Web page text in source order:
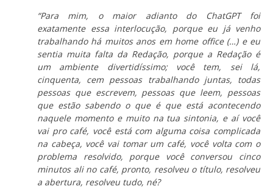
“Para mim, o maior adianto do ChatGPT foi
exatamente essa interlocução, porque eu já venho
trabalhando há muitos anos em home office (…) e eu
sentia muita falta da Redação, porque a Redação é
um ambiente divertidíssimo; você tem, sei lá,
cinquenta, cem pessoas trabalhando juntas, todas
pessoas que escrevem, pessoas que leem, pessoas
que estão sabendo o que é que está acontecendo
naquele momento e muito na tua sintonia, e aí você
vai pro café, você está com alguma coisa complicada
na cabeça, você vai tomar um café, você volta com o
problema resolvido, porque você conversou cinco
minutos ali no café, pronto, resolveu o título, resolveu
a abertura, resolveu tudo, né?